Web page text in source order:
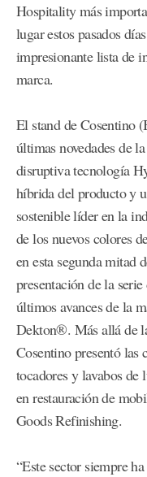
Hospitality más
lugar estos pasados
impresionante lista de
marca.
El stand de Cosentino
últimas novedades de
disruptiva tecnología
híbrida del producto y
sostenible líder en la
de los nuevos colores
en esta segunda mitad
presentación de la
últimos avances de la
Dekton®. Más allá de
Cosentino presentó las
tocadores y lavabos
en restauración de
Goods Refinishing.
“Este sector siempre